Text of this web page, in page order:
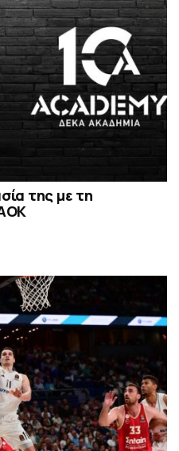
της με τη